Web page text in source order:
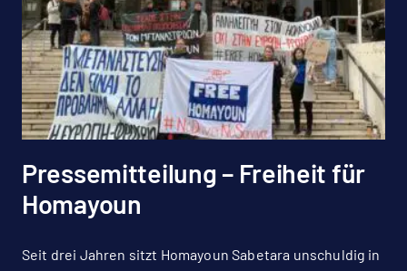
Pressemitteilung – Freiheit für
Homayoun
Seit drei Jahren sitzt Homayoun Sabetara unschuldig in